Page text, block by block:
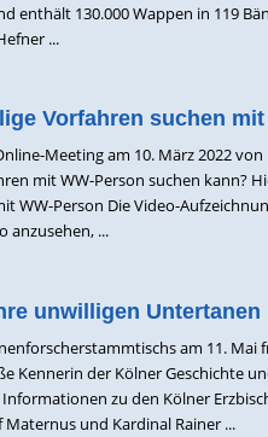
enthält 130.000 Wappen in 119
...
Vorfahren suchen mit
Meeting am 10. März 2022
mit WW-Person suchen kann?
WW-Person Die Video-
anzusehen, ...
unwilligen Untertanen
am 11. Mai
Kennerin der Kölner Geschichte
zu den Kölner
und Kardinal Rainer ...